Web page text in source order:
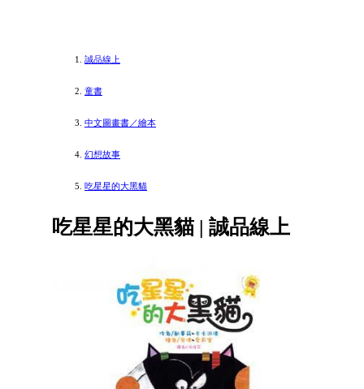
誠品線上
童書
中文圖畫書／繪本
幻想故事
吃星星的大黑貓
吃星星的大黑貓 | 誠品線上